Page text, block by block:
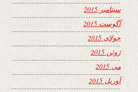
سپتامبر 2015
آگوست 2015
جولای 2015
ژوئن 2015
می 2015
آوریل 2015